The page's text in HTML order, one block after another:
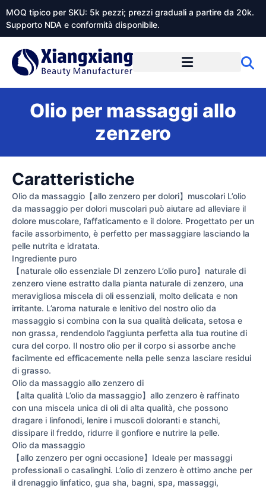
MOQ tipico per SKU: 5k pezzi; prezzi graduali a partire da 20k.
Supporto NDA e conformità disponibile.
Olio per massaggi allo
zenzero
Caratteristiche
Olio da massaggio【allo zenzero per dolori】muscolari L’olio
da massaggio per dolori muscolari può aiutare ad alleviare il
dolore muscolare, l’affaticamento e il dolore. Progettato per un
facile assorbimento, è perfetto per massaggiare lasciando la
pelle nutrita e idratata.
Ingrediente puro
【naturale olio essenziale DI zenzero L’olio puro】naturale di
zenzero viene estratto dalla pianta naturale di zenzero, una
meravigliosa miscela di oli essenziali, molto delicata e non
irritante. L’aroma naturale e lenitivo del nostro olio da
massaggio si combina con la sua qualità delicata, setosa e
non grassa, rendendolo l’aggiunta perfetta alla tua routine di
cura del corpo. Il nostro olio per il corpo si assorbe anche
facilmente ed efficacemente nella pelle senza lasciare residui
di grasso.
Olio da massaggio allo zenzero di
【alta qualità L’olio da massaggio】allo zenzero è raffinato
con una miscela unica di oli di alta qualità, che possono
dragare i linfonodi, lenire i muscoli doloranti e stanchi,
dissipare il freddo, ridurre il gonfiore e nutrire la pelle.
Olio da massaggio
【allo zenzero per ogni occasione】Ideale per massaggi
professionali o casalinghi. L’olio di zenzero è ottimo anche per
il drenaggio linfatico, gua sha, bagni, spa, massaggi,